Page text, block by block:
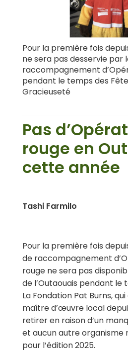
Pour la première fois
ne sera pas desservie par
raccompagnement
pendant le temps des
Gracieuseté
Pas
rouge en
cette année
Tashi Farmilo
Pour la première fois
de raccompagnement
rouge ne sera pas
de l’Outaouais pendant le
La Fondation Pat Burns,
maître d’œuvre local
retireren raison d’un
et aucunautre organisme
pour l’édition 2025.